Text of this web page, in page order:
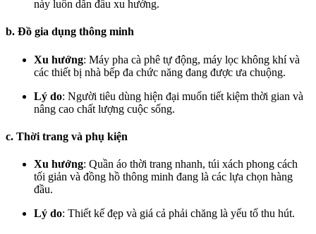
này luôn dẫn đầu xu hướng.
b. Đồ gia dụng thông minh
Xu hướng: Máy pha cà phê tự động, máy lọc không khí và
các thiết bị nhà bếp đa chức năng đang được ưa chuộng.
Lý do: Người tiêu dùng hiện đại muốn tiết kiệm thời gian và
nâng cao chất lượng cuộc sống.
c. Thời trang và phụ kiện
Xu hướng: Quần áo thời trang nhanh, túi xách phong cách
tối giản và đồng hồ thông minh đang là các lựa chọn hàng
đầu.
Lý do: Thiết kế đẹp và giá cả phải chăng là yếu tố thu hút.